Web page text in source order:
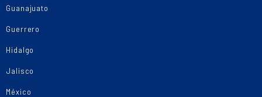
Guanajuato
Guerrero
Hidalgo
Jalisco
México